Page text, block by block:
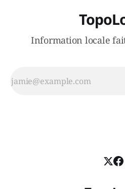
Information locale